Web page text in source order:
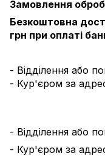
Замовлення
Безкоштовна
грн при оплаті
- Відділення або
- Кур'єром за
- Відділення або
- Кур'єром за